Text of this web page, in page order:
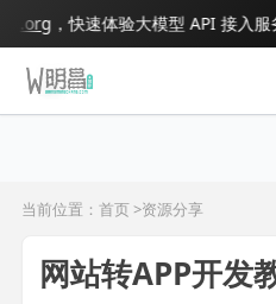
，快速体验大模型 API 接入服务
当前位置：首页 >资源分享
网站转APP开发